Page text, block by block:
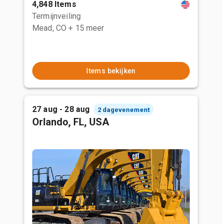
4,848 Items
Termijnveiling
Mead, CO + 15 meer
Items bekijken
27 aug - 28 aug 2 dagevenement
Orlando, FL, USA